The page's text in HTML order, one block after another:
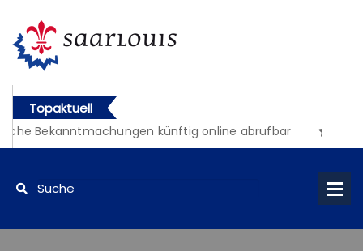
Topaktuell
Bekanntmachungen künftig online abrufbar